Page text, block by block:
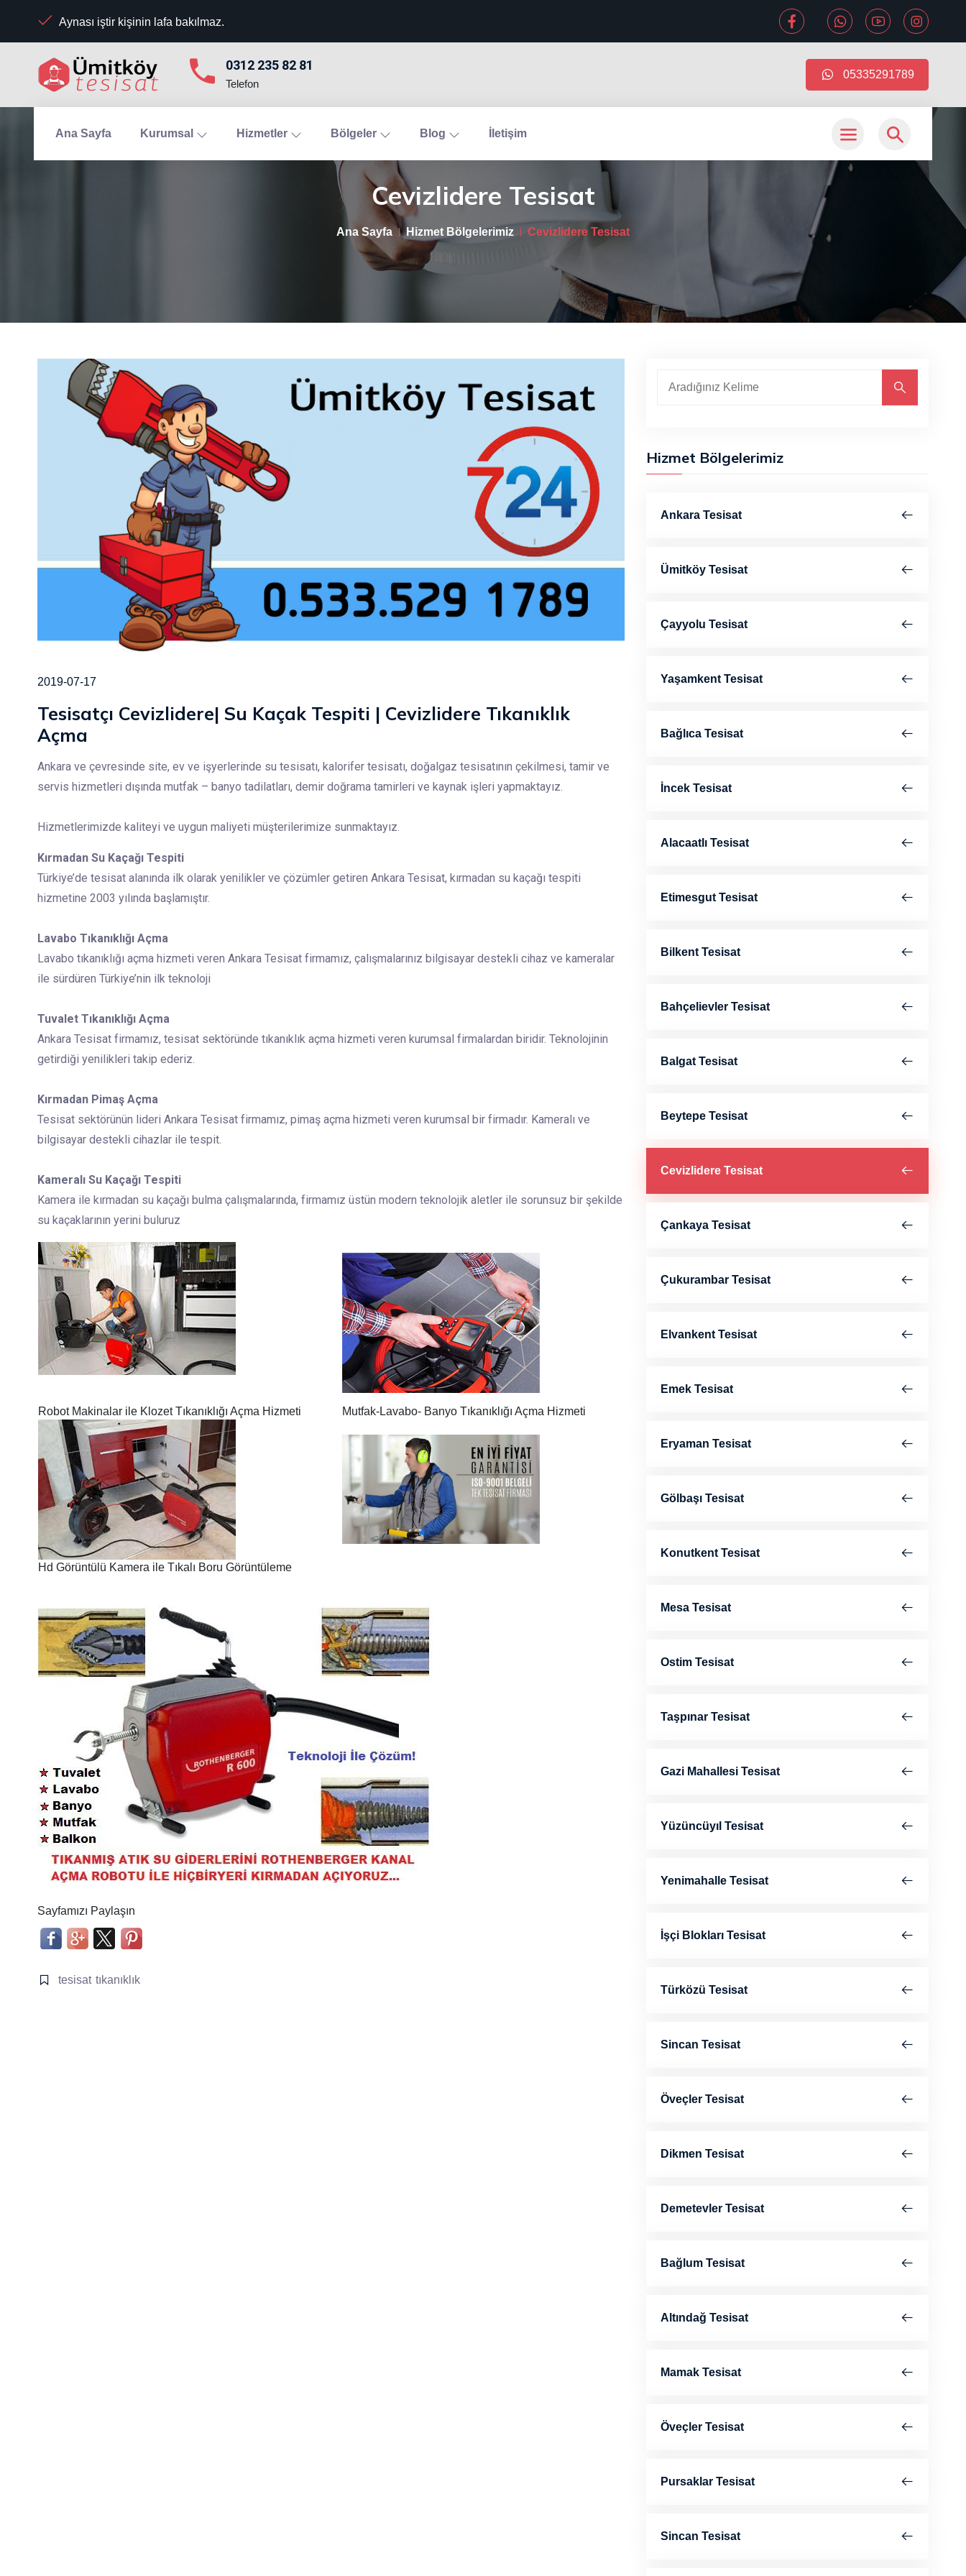
Aynası iştir kişinin lafa bakılmaz.
0312 235 82 81
Telefon
05335291789
Ana Sayfa Kurumsal Hizmetler Bölgeler Blog İletişim
Cevizlidere Tesisat
Ana Sayfa Hizmet Bölgelerimiz Cevizlidere Tesisat
2019-07-17
Tesisatçı Cevizlidere| Su Kaçak Tespiti | Cevizlidere Tıkanıklık
Açma
Ankara ve çevresinde site, ev ve işyerlerinde su tesisatı, kalorifer tesisatı, doğalgaz tesisatının çekilmesi, tamir ve
servis hizmetleri dışında mutfak – banyo tadilatları, demir doğrama tamirleri ve kaynak işleri yapmaktayız.
Hizmetlerimizde kaliteyi ve uygun maliyeti müşterilerimize sunmaktayız.
Kırmadan Su Kaçağı Tespiti
Türkiye’de tesisat alanında ilk olarak yenilikler ve çözümler getiren Ankara Tesisat, kırmadan su kaçağı tespiti
hizmetine 2003 yılında başlamıştır.
Lavabo Tıkanıklığı Açma
Lavabo tıkanıklığı açma hizmeti veren Ankara Tesisat firmamız, çalışmalarınız bilgisayar destekli cihaz ve kameralar
ile sürdüren Türkiye’nin ilk teknoloji
Tuvalet Tıkanıklığı Açma
Ankara Tesisat firmamız, tesisat sektöründe tıkanıklık açma hizmeti veren kurumsal firmalardan biridir. Teknolojinin
getirdiği yenilikleri takip ederiz.
Kırmadan Pimaş Açma
Tesisat sektörünün lideri Ankara Tesisat firmamız, pimaş açma hizmeti veren kurumsal bir firmadır. Kameralı ve
bilgisayar destekli cihazlar ile tespit.
Kameralı Su Kaçağı Tespiti
Kamera ile kırmadan su kaçağı bulma çalışmalarında, firmamız üstün modern teknolojik aletler ile sorunsuz bir şekilde
su kaçaklarının yerini buluruz
Robot Makinalar ile Klozet Tıkanıklığı Açma Hizmeti Mutfak-Lavabo- Banyo Tıkanıklığı Açma Hizmeti
Hd Görüntülü Kamera ile Tıkalı Boru Görüntüleme
Sayfamızı Paylaşın
tesisat tıkanıklık
Hizmet Bölgelerimiz
Ankara Tesisat
Ümitköy Tesisat
Çayyolu Tesisat
Yaşamkent Tesisat
Bağlıca Tesisat
İncek Tesisat
Alacaatlı Tesisat
Etimesgut Tesisat
Bilkent Tesisat
Bahçelievler Tesisat
Balgat Tesisat
Beytepe Tesisat
Cevizlidere Tesisat
Çankaya Tesisat
Çukurambar Tesisat
Elvankent Tesisat
Emek Tesisat
Eryaman Tesisat
Gölbaşı Tesisat
Konutkent Tesisat
Mesa Tesisat
Ostim Tesisat
Taşpınar Tesisat
Gazi Mahallesi Tesisat
Yüzüncüyıl Tesisat
Yenimahalle Tesisat
İşçi Blokları Tesisat
Türközü Tesisat
Sincan Tesisat
Öveçler Tesisat
Dikmen Tesisat
Demetevler Tesisat
Bağlum Tesisat
Altındağ Tesisat
Mamak Tesisat
Öveçler Tesisat
Pursaklar Tesisat
Sincan Tesisat